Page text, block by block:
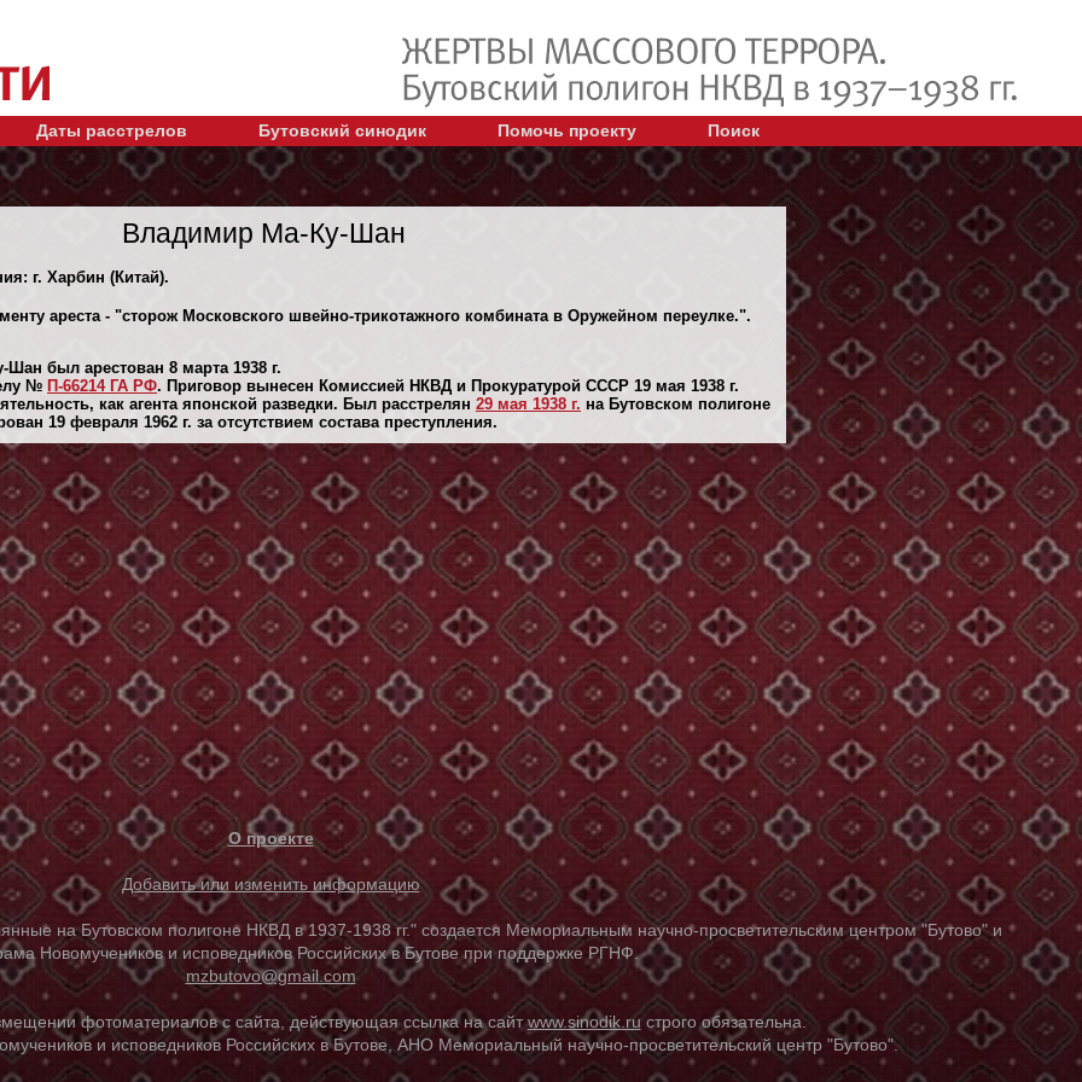
Даты расстрелов Бутовский синодик Помочь проекту Поиск
Владимир Ма-Ку-Шан
г. Харбин (Китай).
ареста - "сторож Московского швейно-трикотажного комбината в Оружейном переулке.".
был арестован 8 марта 1938 г.
№ П-66214 ГА РФ. Приговор вынесен Комиссией НКВД и Прокуратурой СССР 19 мая 1938 г.
как агента японской разведки. Был расстрелян 29 мая 1938 г. на Бутовском полигоне
19 февраля 1962 г. за отсутствием состава преступления.
О проекте
Добавить или изменить информацию
на Бутовском полигоне НКВД в 1937-1938 гг." создается Мемориальным научно-просветительским центром "Бутово" и
Новомучеников и исповедников Российских в Бутове при поддержке РГНФ.
mzbutovo@gmail.com
фотоматериалов с сайта, действующая ссылка на сайтwww.sinodik.ru строго обязательна.
и исповедников Российских в Бутове, АНО Мемориальный научно-просветительский центр "Бутово".